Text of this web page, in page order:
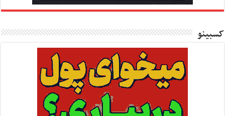
کسبینو